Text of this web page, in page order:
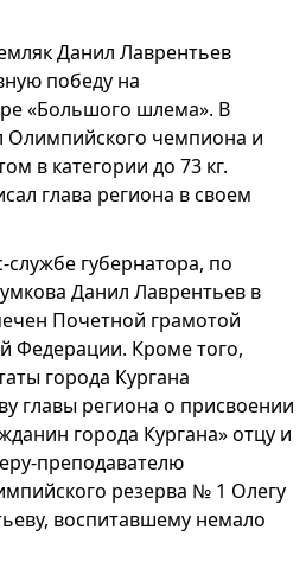
Данил Лаврентьев
победу на
«Большого шлема». В
Олимпийского чемпиона и
в категории до 73 кг.
глава региона в своем
губернатора, по
Данил Лаврентьев в
Почетной грамотой
Федерации. Кроме того,
города Кургана
главы региона о присвоении
города Кургана» отцу и
преподавателю
резерва № 1 Олегу
воспитавшему немало